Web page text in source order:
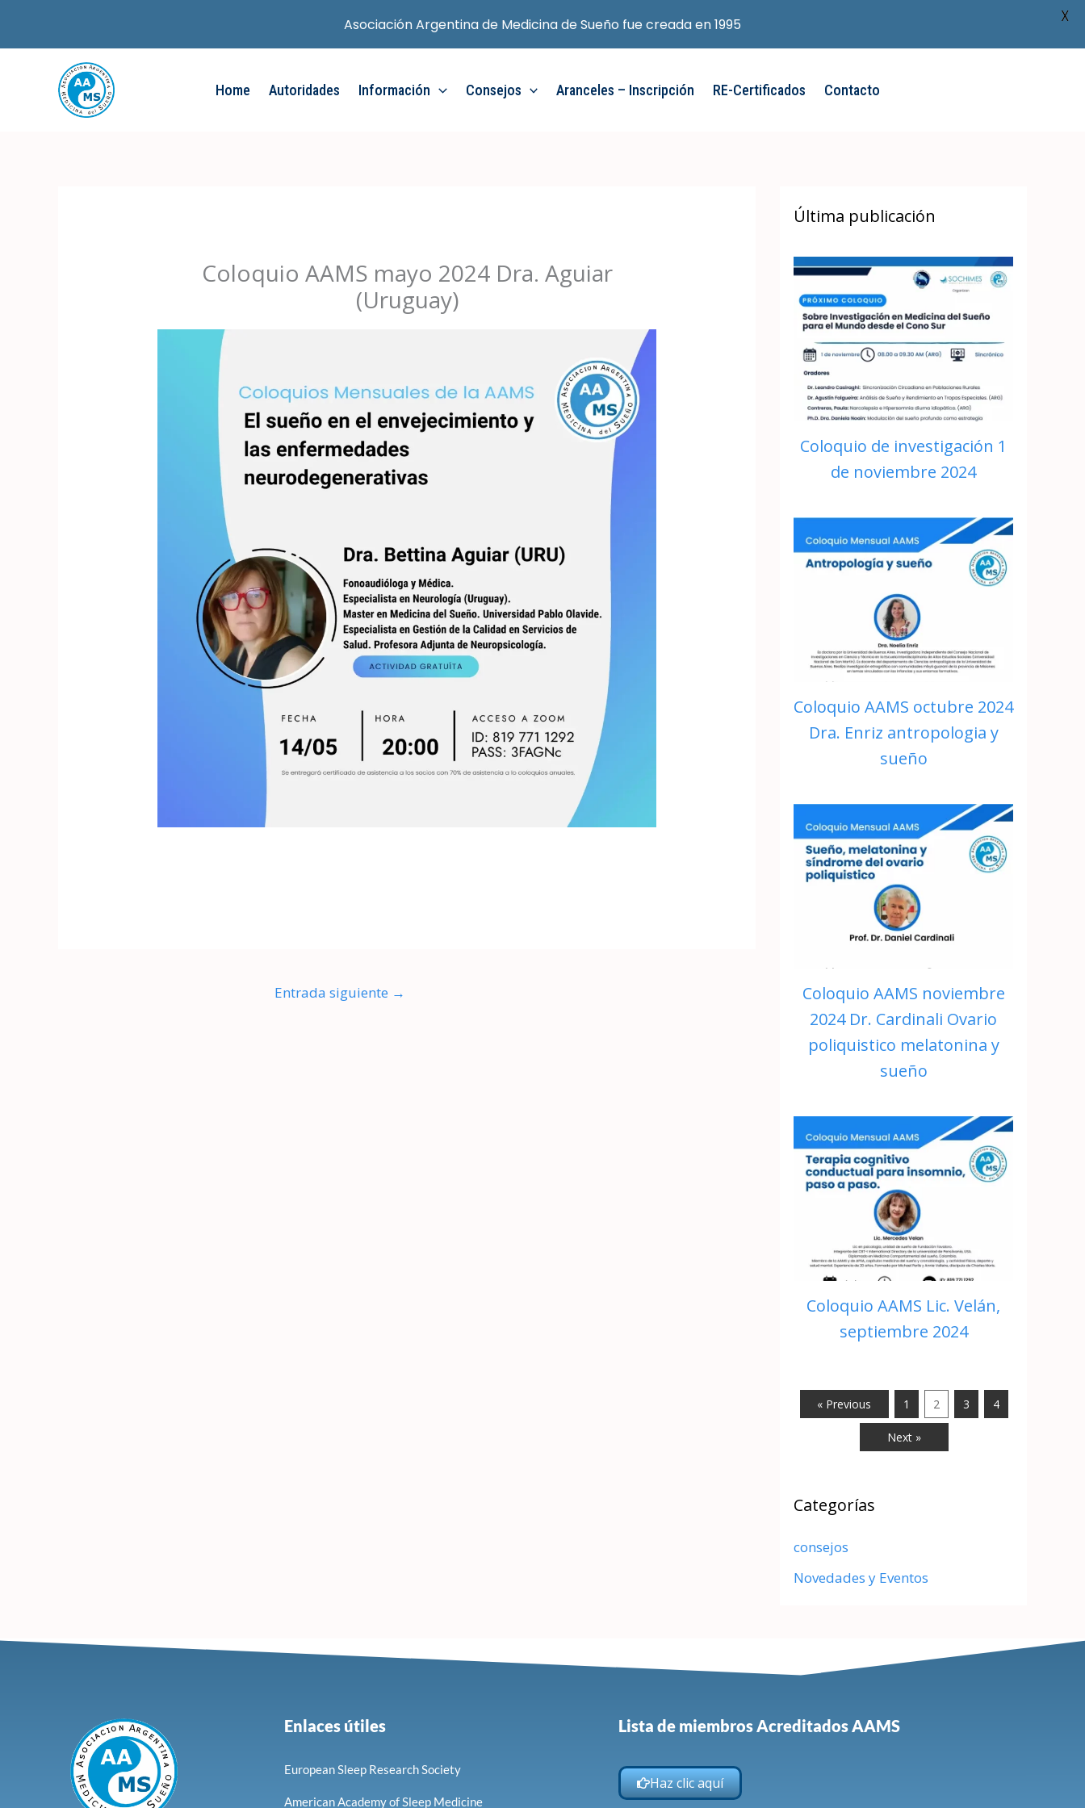
contenido
Home Autoridades Información Consejos Aranceles – Inscripción RE-Certificados Contacto
Coloquio AAMS mayo 2024 Dra. Aguiar
(Uruguay)
Entrada siguiente →
Última publicación
Coloquio de investigación 1
de noviembre 2024
Coloquio AAMS octubre 2024
Dra. Enriz antropologia y
sueño
Coloquio AAMS noviembre
2024 Dr. Cardinali Ovario
poliquistico melatonina y
sueño
Coloquio AAMS Lic. Velán,
septiembre 2024
« Previous 1 2 3 4
Next »
Categorías
consejos
Novedades y Eventos
Enlaces útiles
European Sleep Research Society
American Academy of Sleep Medicine
Lista de miembros Acreditados AAMS
Haz clic aquí
Asociación Argentina de Medicina de Sueño fue creada en 1995 X